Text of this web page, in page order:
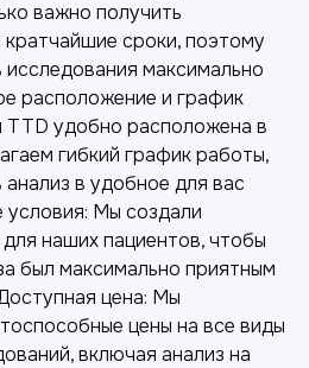
важно получить
кратчайшие сроки, поэтому
максимально
расположение и график
удобно расположена в
гибкий график работы,
в удобное для вас
Мы создали
наших пациентов, чтобы
был максимально приятным
цена: Мы
цены на все виды
включая анализ на
услуги